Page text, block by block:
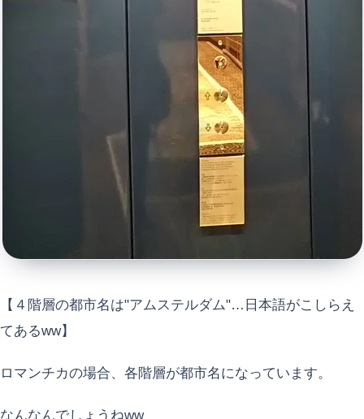
【４階層の都市名は"アムステルダム"…日本語がこしらえ
てあるww】
ロマンチカの場合、各階層が都市名になっています。
なんなんでしょうねww